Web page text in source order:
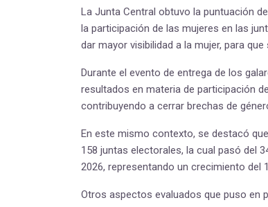
La Junta Central obtuvo la puntuación
la participación de las mujeres en las
dar mayor visibilidad a la mujer, para
Durante el evento de entrega de los
resultados en materia de participación
contribuyendo a cerrar brechas de
En este mismo contexto, se destacó
158 juntas electorales, la cual pasó del
2026, representando un crecimiento del
Otros aspectos evaluados que puso en